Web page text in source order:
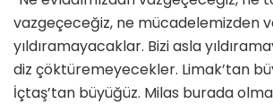
vazgeçeceğiz, ne mücadelemizden
yıldıramayacaklar. Bizi asla
diz çöktüremeyecekler. Limak’tan
İçtaş’tan büyüğüz. Milas burada